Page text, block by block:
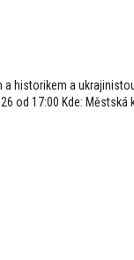
historikem a
od 17:00 Kde: Městská